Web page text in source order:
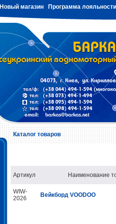
Новый магазин Программа лояльности
Каталог товаров
Артикул Наименование
WIW-
2026
Вейкборд VOODOO